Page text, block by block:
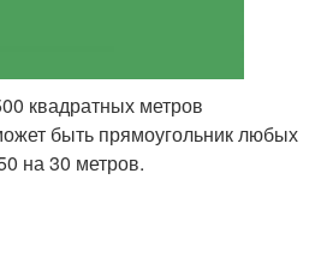
квадратных метров
быть прямоугольник любых
на 30 метров.